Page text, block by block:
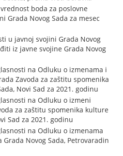
boda za poslovne
Grada Novog Sada za mesec
u javnoj svojini Grada Novog
iz javne svojine Grada Novog
na Odluku o izmenama i
Zavoda za zaštitu spomenika
Novi Sad za 2021. godinu
na Odluku o izmeni
za zaštitu spomenika kulture
Sad za 2021. godinu
na Odluku o izmenama
Novog Sada, Petrovaradin